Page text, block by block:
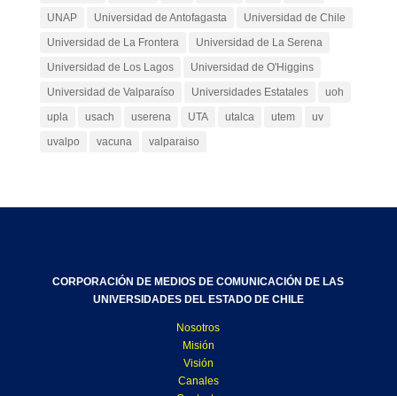
UNAP
Universidad de Antofagasta
Universidad de Chile
Universidad de La Frontera
Universidad de La Serena
Universidad de Los Lagos
Universidad de O'Higgins
Universidad de Valparaíso
Universidades Estatales
uoh
upla
usach userena UTA utalca utem
uv
uvalpo
vacuna valparaiso
CORPORACIÓN DE MEDIOS DE COMUNICACIÓN DE LAS
UNIVERSIDADES DEL ESTADO DE CHILE
Nosotros
Misión
Visión
Canales